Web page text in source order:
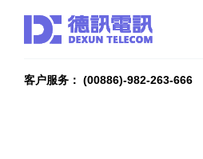
客户服务： (00886)-982-263-666